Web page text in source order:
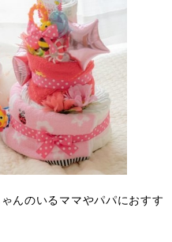
んのいるママやパパにおすす